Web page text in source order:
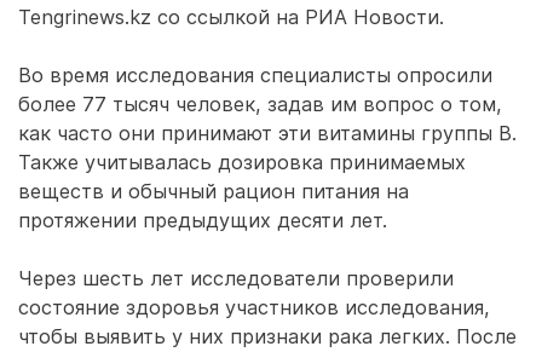
Tengrinews.kz со ссылкой на РИА Новости.
Во время исследования специалисты опросили
более 77 тысяч человек, задав им вопрос о том,
как часто они принимают эти витамины группы В.
Также учитывалась дозировка принимаемых
веществ и обычный рацион питания на
протяжении предыдущих десяти лет.
Через шесть лет исследователи проверили
состояние здоровья участников исследования,
чтобы выявить у них признаки рака легких. После